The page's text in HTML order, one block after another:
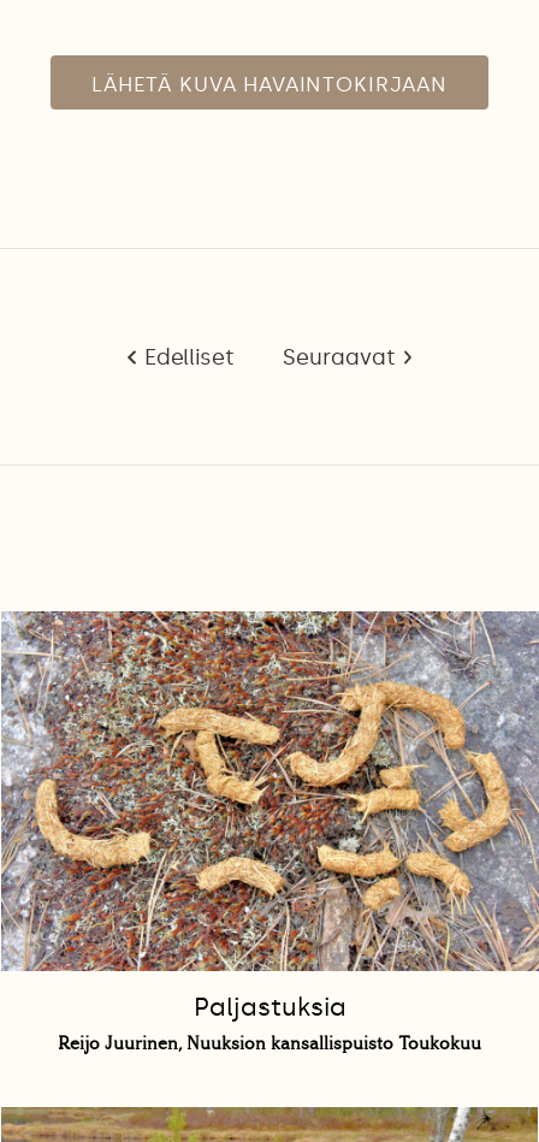
LÄHETÄ KUVA HAVAINTOKIRJAAN
Edelliset Seuraavat
Paljastuksia
Reijo Juurinen, Nuuksion kansallispuisto Toukokuu